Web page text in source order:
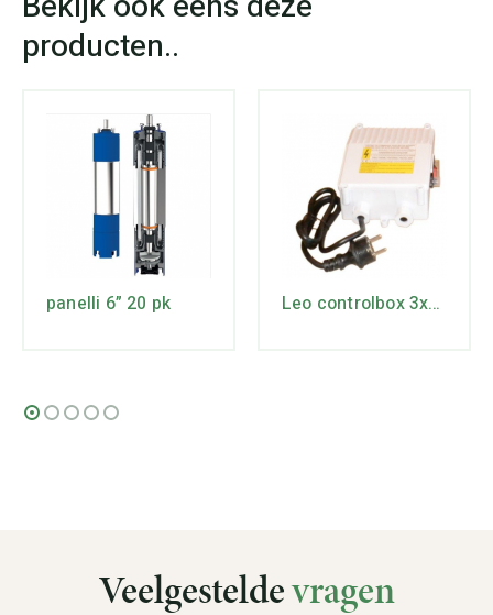
panelli 6” 20 pk Leo controlbox 3xRm3/16
Veelgesteldevragen